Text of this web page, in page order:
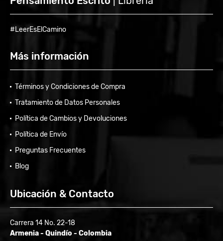
#LeerEsElCamino
Más información
Términos y Condiciones de Compra
Tratamiento de Datos Personales
Política de Cambios y Devoluciones
Política de Envío
Preguntas Frecuentes
Blog
Ubicación & Contacto
Carrera 14 No. 22-18
Armenia - Quindío - Colombia